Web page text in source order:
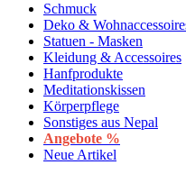
Schmuck
Deko &
Statuen - Masken
Kleidung & Accessoires
Hanfprodukte
Meditationskissen
Körperpflege
Sonstiges aus Nepal
Angebote %
Neue Artikel